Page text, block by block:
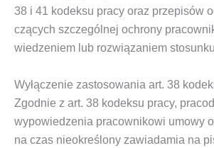
38 i 41 kodek­su pra­cy oraz prze­pi­sów
czą­cych szcze­gól­nej ochro­ny
wie­dze­niem lub roz­wią­za­niem
Wyłączenie zastosowania art. 38
Zgod­nie z art. 38 kodek­su pra­cy,
wypo­wie­dze­nia pra­cow­ni­ko­wi umo­wy
na czas nie­okre­ślo­ny zawia­da­mia na